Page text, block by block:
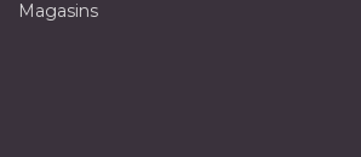
Magasins